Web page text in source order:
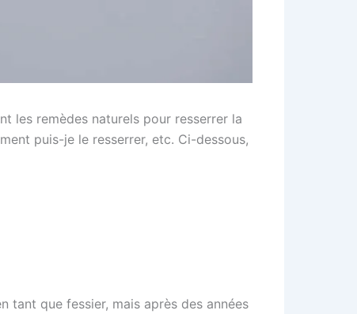
les remèdes naturels pour resserrer la
puis-je le resserrer, etc. Ci-dessous,
tant que fessier, mais après des années